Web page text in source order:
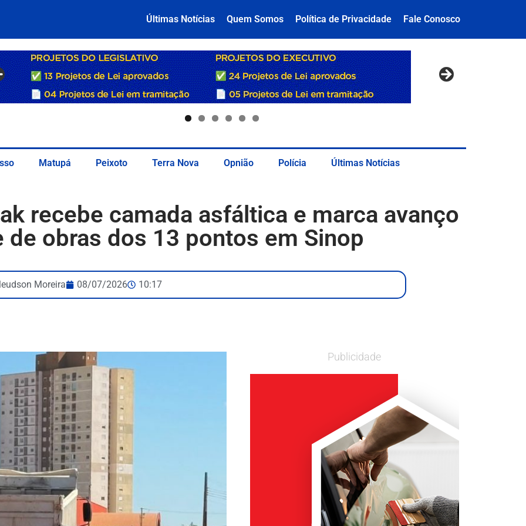
Últimas Notícias Quem Somos Política de Privacidade Fale Conosco
Matupá Peixoto Terra Nova Opnião Polícia Últimas Notícias
recebe camada asfáltica e marca avanço
de obras dos 13 pontos em Sinop
Moreira 08/07/2026 10:17
Publicidade